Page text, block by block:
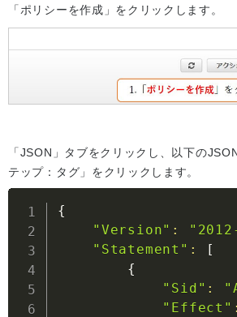
「ポリシーを作成」をクリックします。
「JSON」タブをクリックし、以下の
テップ：タグ」をクリックします。
{
"Version" :
"Statement" :
[
{
"Sid" :
"Effect" :